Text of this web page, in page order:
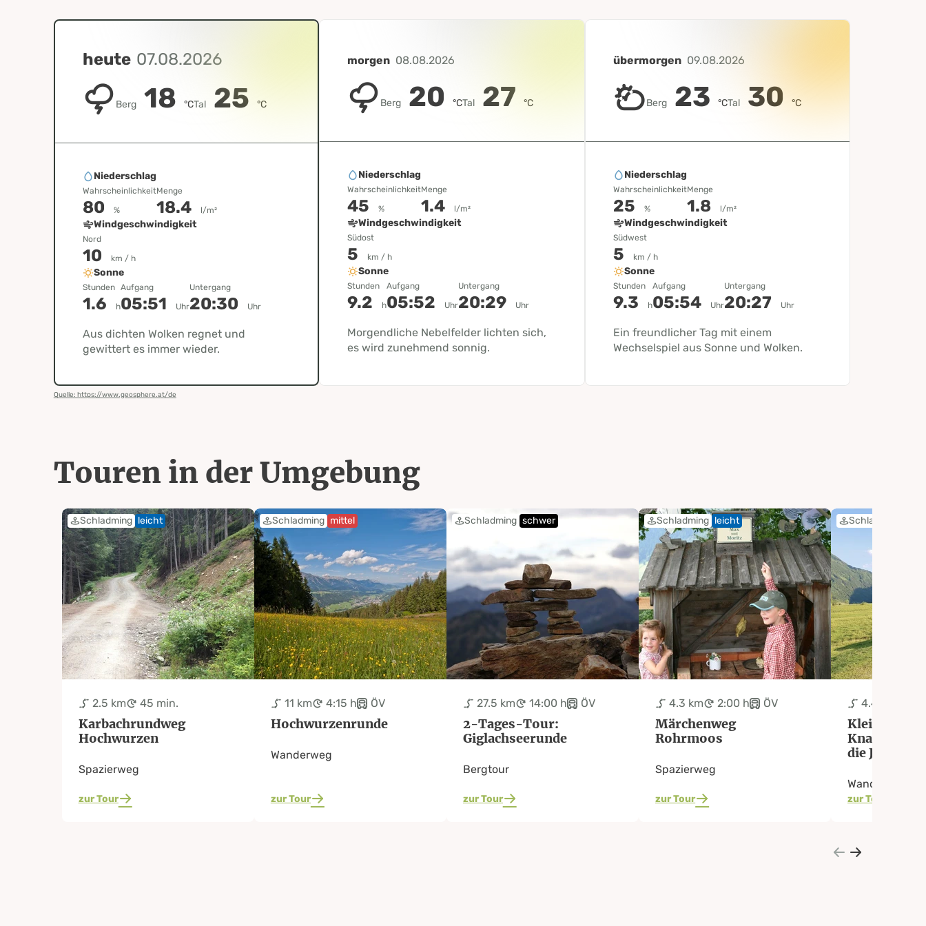
heute 07.08.2026
Berg 18 °CTal 25 °C
Niederschlag
Wahrscheinlichkeit
80 %
Menge
18.4 l/m²
Windgeschwindigkeit
Nord
10 km / h
Sonne
Stunden
1.6 h
Aufgang
05:51 Uhr
Untergang
20:30 Uhr
Aus dichten Wolken regnet und
gewittert es immer wieder.
morgen 08.08.2026
Berg 20 °CTal 27 °C
Niederschlag
Wahrscheinlichkeit
45 %
Menge
1.4 l/m²
Windgeschwindigkeit
Südost
5 km / h
Sonne
Stunden
9.2 h
Aufgang
05:52 Uhr
Untergang
20:29 Uhr
Morgendliche Nebelfelder lichten sich,
es wird zunehmend sonnig.
übermorgen 09.08.2026
Berg 23 °CTal 30 °C
Niederschlag
Wahrscheinlichkeit
25 %
Menge
1.8 l/m²
Windgeschwindigkeit
Südwest
5 km / h
Sonne
Stunden
9.3 h
Aufgang
05:54 Uhr
Untergang
20:27 Uhr
Ein freundlicher Tag mit einem
Wechselspiel aus Sonne und Wolken.
Quelle: https://www.geosphere.at/de
Touren in der Umgebung
Schladming leicht
2.5 km 45 min.
Karbachrundweg
Hochwurzen
Spazierweg
zur Tour
Schladming mittel
11 km 4:15 h ÖV
Hochwurzenrunde
Wanderweg
zur Tour
Schladming schwer
27.5 km 14:00 h ÖV
2-Tages-Tour:
Giglachseerunde
Bergtour
zur Tour
Schladming leicht
4.3 km 2:00 h ÖV
Märchenweg
Rohrmoos
Spazierweg
zur Tour
Schladming
4.4 km
Kleine
die Johanna
Wanderweg
zur Tour